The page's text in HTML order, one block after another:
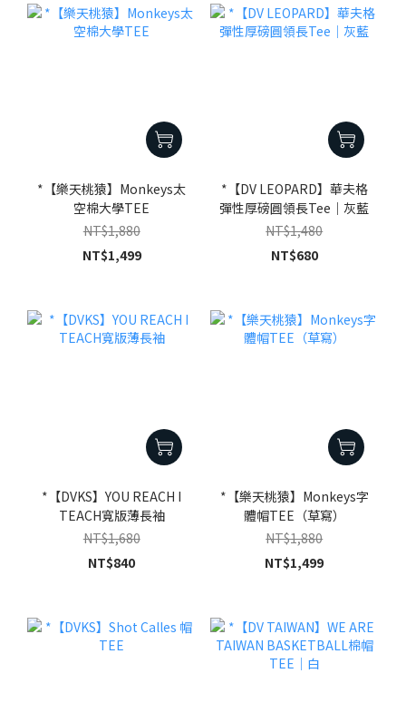
*【樂天桃猿】Monkeys太
空棉大學TEE
NT$1,880
NT$1,499
*【DV LEOPARD】華夫格
彈性厚磅圓領長Tee｜灰藍
NT$1,480
NT$680
*【DVKS】YOU REACH I
TEACH寬版薄長袖
NT$1,680
NT$840
*【樂天桃猿】Monkeys字
體帽TEE（草寫）
NT$1,880
NT$1,499